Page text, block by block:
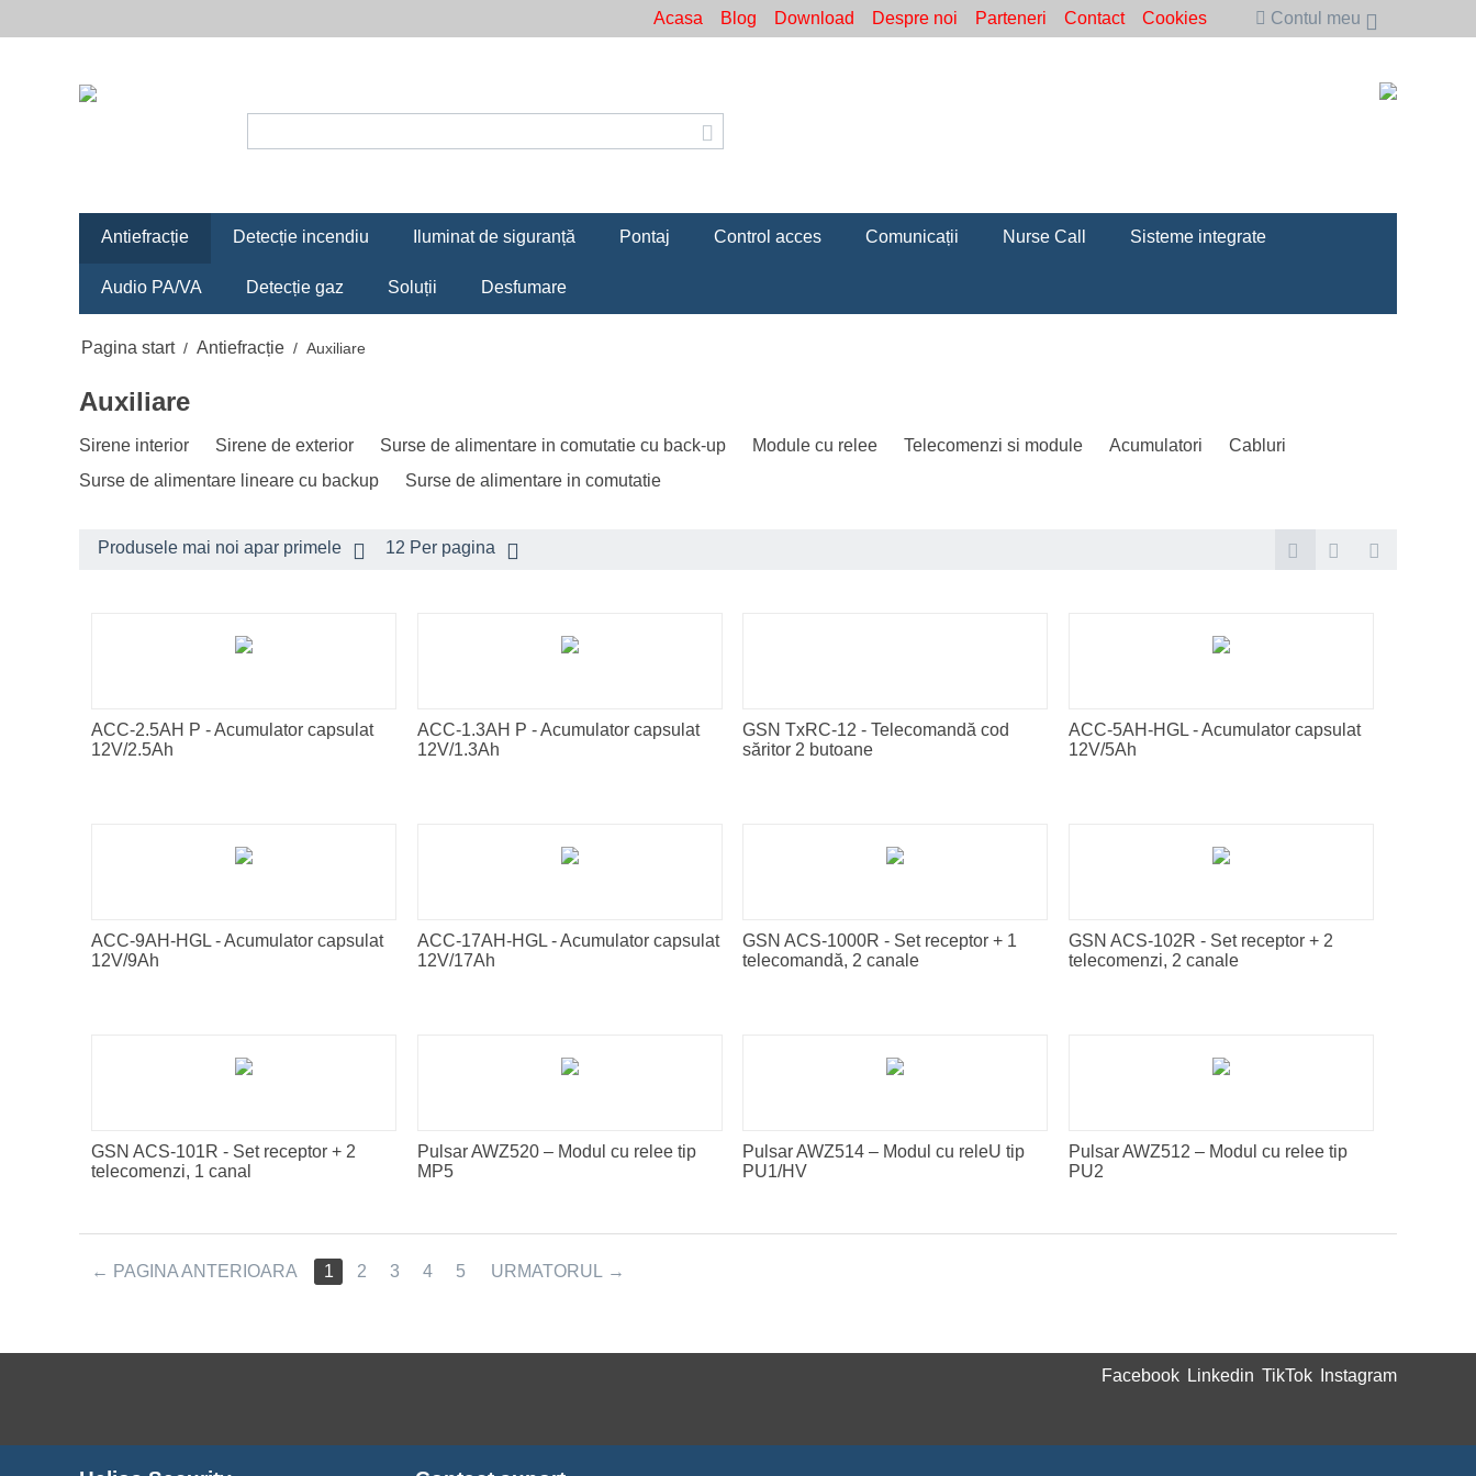
Contul meu
Acasa Blog Download Despre noi Parteneri Contact Cookies
Antiefracție Detecție incendiu Iluminat de siguranță Pontaj Control acces Comunicații Nurse Call Sisteme integrate
Audio PA/VA Detecție gaz Soluții Desfumare
Pagina start / Antiefracție / Auxiliare
Auxiliare
Sirene interior Sirene de exterior Surse de alimentare in comutatie cu back-up Module cu relee Telecomenzi si module Acumulatori
Cabluri
Surse de alimentare lineare cu backup
Surse de alimentare in comutatie
Produsele mai noi apar primele 12 Per pagina
ACC-2.5AH P - Acumulator capsulat
12V/2.5Ah
ACC-1.3AH P - Acumulator capsulat
12V/1.3Ah
GSN TxRC-12 - Telecomandă cod
săritor 2 butoane
ACC-5AH-HGL - Acumulator capsulat
12V/5Ah
ACC-9AH-HGL - Acumulator capsulat
12V/9Ah
ACC-17AH-HGL - Acumulator capsulat
12V/17Ah
GSN ACS-1000R - Set receptor + 1
telecomandă, 2 canale
GSN ACS-102R - Set receptor + 2
telecomenzi, 2 canale
GSN ACS-101R - Set receptor + 2
telecomenzi, 1 canal
Pulsar AWZ520 – Modul cu relee tip
MP5
Pulsar AWZ514 – Modul cu releU tip
PU1/HV
Pulsar AWZ512 – Modul cu relee tip
PU2
PAGINA ANTERIOARA 1 2 3 4 5 URMATORUL
Facebook Linkedin TikTok Instagram